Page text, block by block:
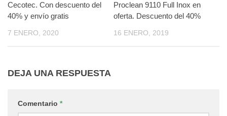
Cecotec. Con descuento del
40% y envío gratis
7 ENERO, 2020
Proclean 9110 Full Inox en
oferta. Descuento del 40%
16 ENERO, 2019
DEJA UNA RESPUESTA
Comentario *